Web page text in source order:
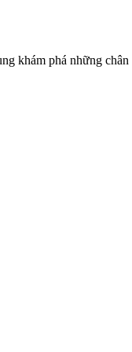
khám phá những